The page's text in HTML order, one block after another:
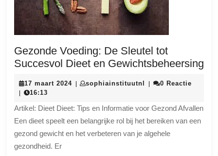
Gezonde Voeding: De Sleutel tot
Succesvol Dieet en Gewichtsbeheersing
17 maart 202417| sophiainstituutnl sophiainstituutnl
| 0 Reactie
| 16:13
Artikel: Dieet Dieet: Tips en Informatie voor Gezond Afvallen
Een dieet speelt een belangrijke rol bij het bereiken van een
gezond gewicht en het verbeteren van je algehele
gezondheid. Er